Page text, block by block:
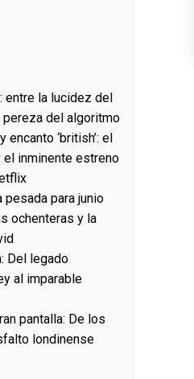
entre la lucidez del
del algoritmo
‘british’: el
el inminente estreno
pesada para junio
ochenteras y la
Del legado
al imparable
pantalla: De los
londinense